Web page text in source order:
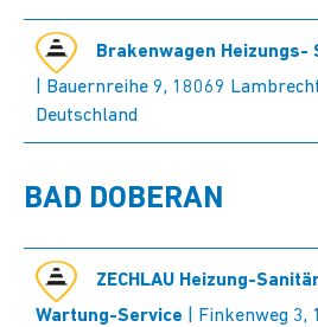
Brakenwagen Heizungs-
| Bauernreihe 9, 18069
Deutschland
BAD DOBERAN
ZECHLAU Heizung-
Wartung-Service | Finkenweg 3,